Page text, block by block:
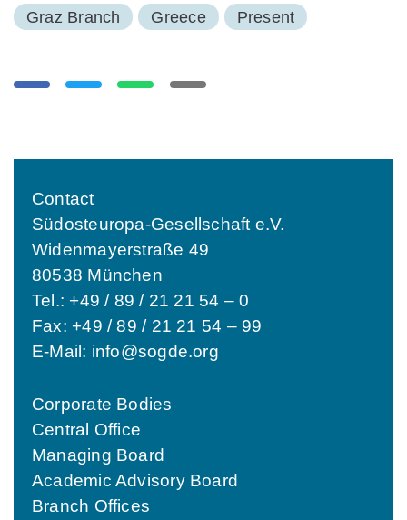
Graz Branch Greece Present
Contact
Südosteuropa-Gesellschaft e.V.
Widenmayerstraße 49
80538 München
Tel.: +49 / 89 / 21 21 54 – 0
Fax: +49 / 89 / 21 21 54 – 99
E-Mail: info@sogde.org
Corporate Bodies
Central Office
Managing Board
Academic Advisory Board
Branch Offices